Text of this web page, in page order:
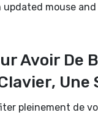
updated mouse
Avoir De
Une
pleinement de